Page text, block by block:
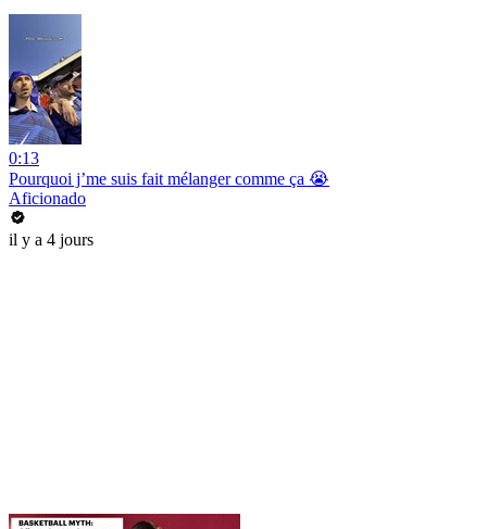
0:13
Pourquoi j’me suis fait mélanger comme ça 😭
Aficionado
il y a 4 jours